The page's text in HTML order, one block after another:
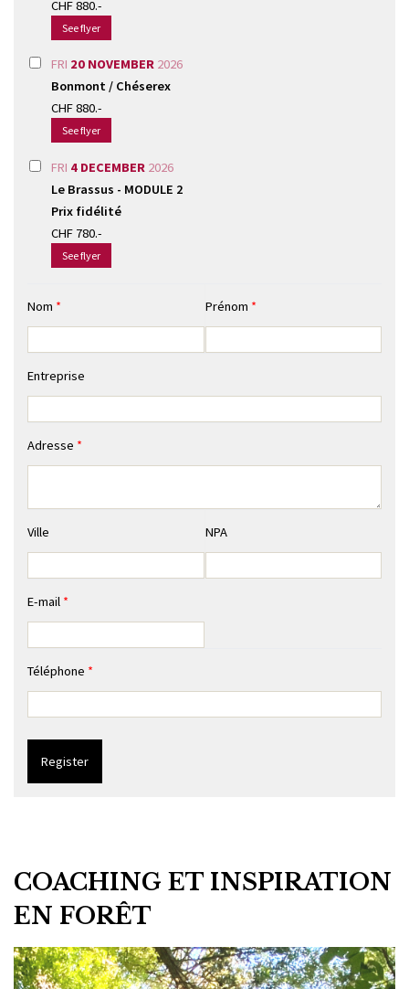
CHF 880.-
See flyer
FRI 20 NOVEMBER 2026
Bonmont / Chéserex
CHF 880.-
See flyer
FRI 4 DECEMBER 2026
Le Brassus - MODULE 2
Prix fidélité
CHF 780.-
See flyer
Nom * Prénom *
Entreprise
Adresse *
Ville NPA
E-mail *
Téléphone *
COACHING ET INSPIRATION
EN FORÊT